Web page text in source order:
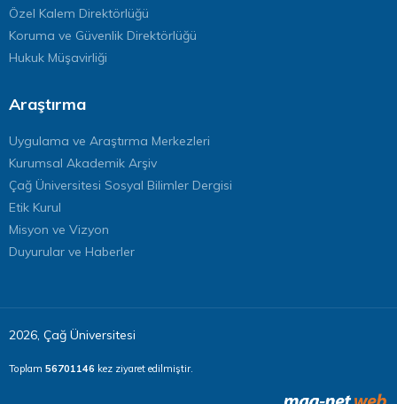
Özel Kalem Direktörlüğü
Koruma ve Güvenlik Direktörlüğü
Hukuk Müşavirliği
Araştırma
Uygulama ve Araştırma Merkezleri
Kurumsal Akademik Arşiv
Çağ Üniversitesi Sosyal Bilimler Dergisi
Etik Kurul
Misyon ve Vizyon
Duyurular ve Haberler
2026, Çağ Üniversitesi
Toplam 56701146 kez ziyaret edilmiştir.